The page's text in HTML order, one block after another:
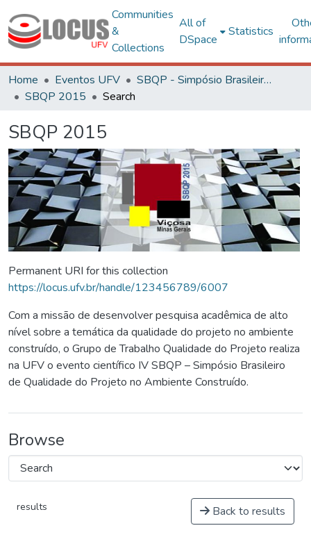
Communities
&
Collections
All of
DSpace
Statistics
Home Eventos UFV
SBQP - Simpósio Brasileiro de Qualidade do Projeto no Ambiente Construído
SBQP 2015
Search
SBQP 2015
Permanent URI for this collection
https://locus.ufv.br/handle/123456789/6007
Com a missão de desenvolver pesquisa acadêmica de alto
nível sobre a temática da qualidade do projeto no ambiente
construído, o Grupo de Trabalho Qualidade do Projeto realiza
na UFV o evento científico IV SBQP – Simpósio Brasileiro
de Qualidade do Projeto no Ambiente Construído.
Browse
results Back to results